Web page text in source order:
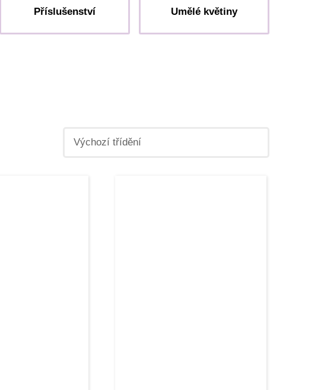
Příslušenství Umělé květiny